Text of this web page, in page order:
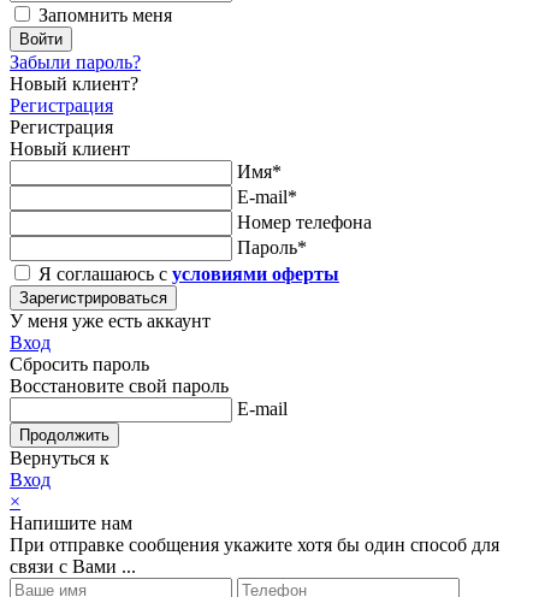
Запомнить меня
Войти
Забыли пароль?
Новый клиент?
Регистрация
Регистрация
Новый клиент
Имя*
E-mail*
Номер телефона
Пароль*
Я соглашаюсь с условиями оферты
Зарегистрироваться
У меня уже есть аккаунт
Вход
Сбросить пароль
Восстановите свой пароль
E-mail
Продолжить
Вернуться к
Вход
×
Напишите нам
При отправке сообщения укажите хотя бы один способ для
связи с Вами ...